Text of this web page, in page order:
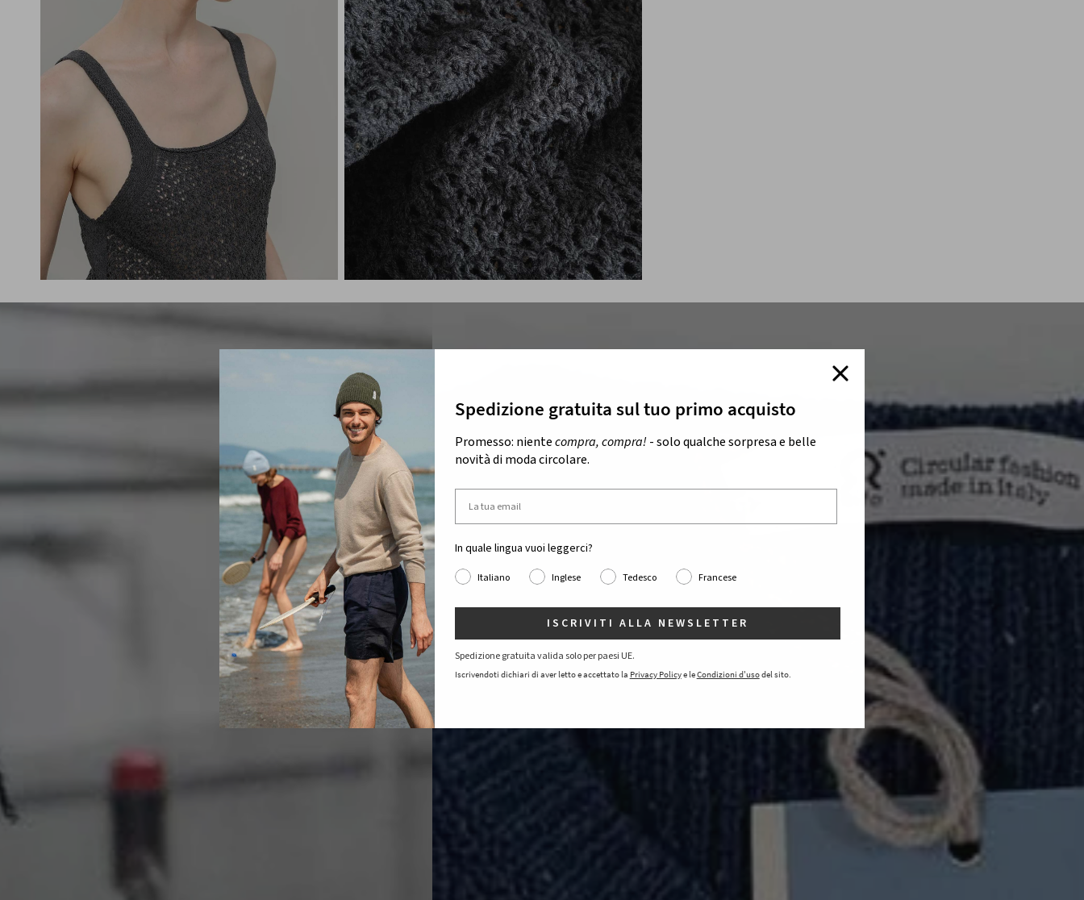
Spedizione gratuita sul tuo primo acquisto
Promesso: nientecompra, compra! - solo qualche sorpresa e belle
novità di moda circolare.
In quale lingua vuoi leggerci?
Italiano Inglese Tedesco Francese
ISCRIVITI ALLA NEWSLETTER
Spedizione gratuita valida solo per paesi UE.
Iscrivendoti dichiari di aver letto e accettato la Privacy Policye leCondizioni d'usodel sito.